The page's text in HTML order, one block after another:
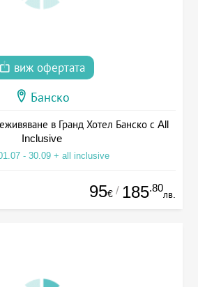
виж офертата
Банско
в Гранд Хотел Банско с All
Inclusive
- 30.09 + all inclusive
95€ / 185.80
лв.